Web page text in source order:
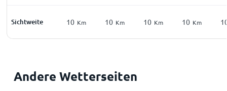
Sichtweite 10 Km 10 Km 10 Km 10 Km
Andere Wetterseiten